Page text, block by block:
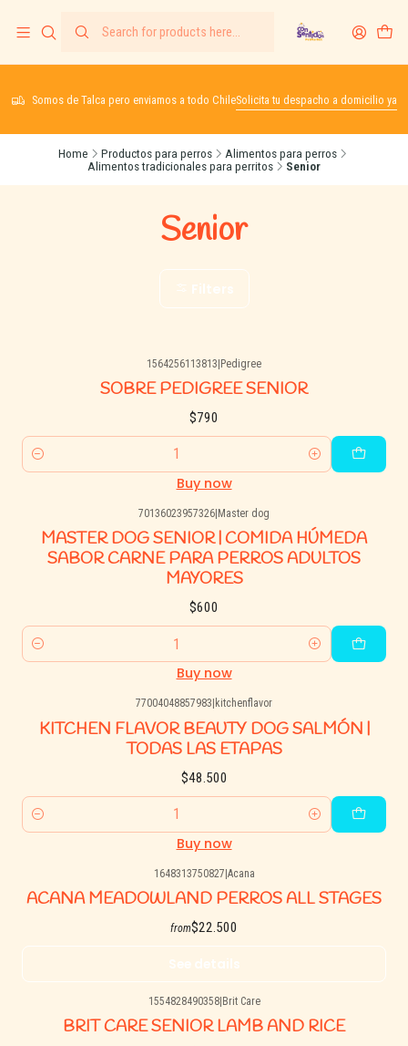
Somos de Talca pero enviamos a todo ChileSolicita tu despacho a domicilio ya
Home Productos para perros
Alimentos para perros
Alimentos tradicionales para perritos
Senior
Senior
Filters
1564256113813|Pedigree
SOBRE PEDIGREE SENIOR
$790
Quantity
Buy now
70136023957326 Master dog
MASTER DOG SENIOR | COMIDA HÚMEDA
SABOR CARNE PARA PERROS ADULTOS
MAYORES
$600
Quantity
Buy now
77004048857983 kitchenflavor
KITCHEN FLAVOR BEAUTY DOG SALMÓN |
TODAS LAS ETAPAS
$48.500
Quantity
Buy now
1648313750827|Acana
ACANA MEADOWLAND PERROS ALL STAGES
from$22.500
See details
1554828490358| Brit Care
BRIT CARE SENIOR LAMB AND RICE